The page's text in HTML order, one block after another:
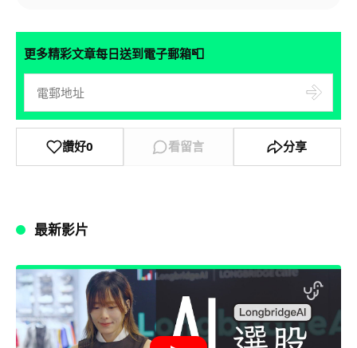
更多精彩文章每日送到電子郵箱📮
讚好0 看留言 分享
最新影片